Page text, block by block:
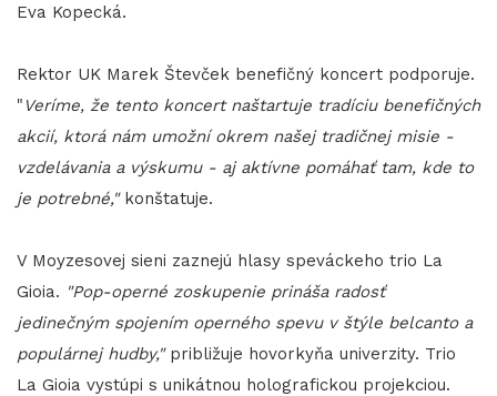
Eva Kopecká.
Rektor UK Marek Števček benefičný koncert podporuje.
" Veríme, že tento koncert naštartuje tradíciu benefičných
akcií, ktorá nám umožní okrem našej tradičnej misie -
vzdelávania a výskumu - aj aktívne pomáhať tam, kde to
je potrebné," konštatuje.
V Moyzesovej sieni zaznejú hlasy speváckeho trio La
Gioia. "Pop-operné zoskupenie prináša radosť
jedinečným spojením operného spevu v štýle belcanto a
populárnej hudby,"približuje hovorkyňa univerzity. Trio
La Gioia vystúpi s unikátnou holografickou projekciou.